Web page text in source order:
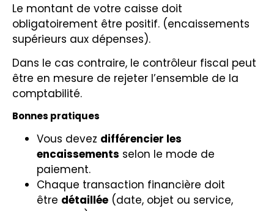
Le montant de votre caisse doit
obligatoirement être positif. (encaissements
supérieurs aux dépenses).
Dans le cas contraire, le contrôleur fiscal peut
être en mesure de rejeter l’ensemble de la
comptabilité.
Bonnes pratiques
Vous devez différencier les
encaissements selon le mode de
paiement.
Chaque transaction financière doit
être détaillée (date, objet ou service,